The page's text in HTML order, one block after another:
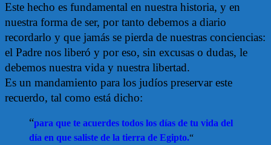
Este hecho es fundamental en nuestra historia, y en
nuestra forma de ser, por tanto debemos a diario
recordarlo y que jamás se pierda de nuestras conciencias:
el Padre nos liberó y por eso, sin excusas o dudas, le
debemos nuestra vida y nuestra libertad.
Es un mandamiento para los judíos preservar este
recuerdo, tal como está dicho:
“para que te acuerdes todos los días de tu vida del
día en que saliste de la tierra de Egipto.“